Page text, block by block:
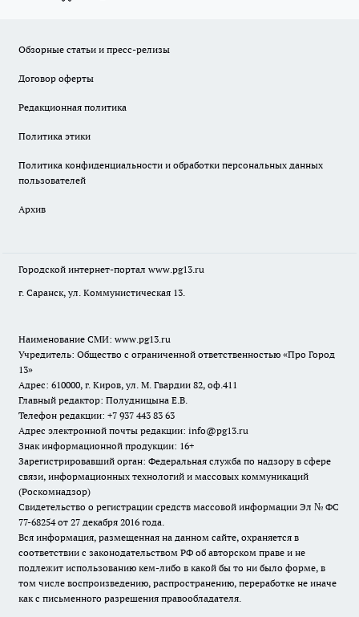
Обзорные статьи и пресс-релизы
Договор оферты
Редакционная политика
Политика этики
Политика конфиденциальности и обработки персональных данных
пользователей
Архив
Городской интернет-портал www.pg13.ru
г. Саранск, ул. Коммунистическая 13.
Наименование СМИ: www.pg13.ru
Учредитель: Общество с ограниченной ответственностью «Про Город
13»
Адрес: 610000, г. Киров, ул. М. Гвардии 82, оф.411
Главный редактор: Полудницына Е.В.
Телефон редакции: +7 937 443 83 63
Адрес электронной почты редакции: info@pg13.ru
Знак информационной продукции: 16+
Зарегистрировавший орган: Федеральная служба по надзору в сфере
связи, информационных технологий и массовых коммуникаций
(Роскомнадзор)
Свидетельство о регистрации средств массовой информации Эл № ФС
77-68254 от 27 декабря 2016 года.
Вся информация, размещенная на данном сайте, охраняется в
соответствии с законодательством РФ об авторском праве и не
подлежит использованию кем-либо в какой бы то ни было форме, в
том числе воспроизведению, распространению, переработке не иначе
как с письменного разрешения правообладателя.